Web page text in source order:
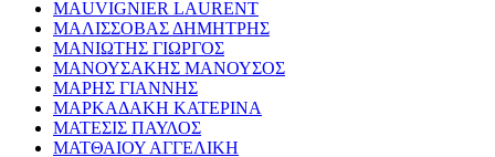
MAUVIGNIER LAURENT
ΜΑΛΙΣΣΟΒΑΣ ΔΗΜΗΤΡΗΣ
ΜΑΝΙΩΤΗΣ ΓΙΩΡΓΟΣ
ΜΑΝΟΥΣΑΚΗΣ ΜΑΝΟΥΣΟΣ
ΜΑΡΗΣ ΓΙΑΝΝΗΣ
ΜΑΡΚΑΔΑΚΗ ΚΑΤΕΡΙΝΑ
ΜΑΤΕΣΙΣ ΠΑΥΛΟΣ
ΜΑΤΘΑΙΟΥ ΑΓΓΕΛΙΚΗ